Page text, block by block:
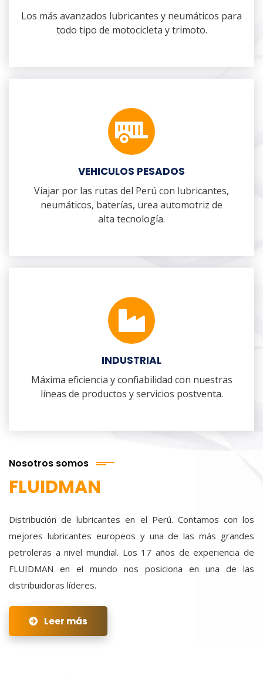
Los más avanzados lubricantes y neumáticos para
todo tipo de motocicleta y trimoto.
VEHICULOS PESADOS
Viajar por las rutas del Perú con lubricantes,
neumáticos, baterías, urea automotriz de
alta tecnología.
INDUSTRIAL
Máxima eficiencia y confiabilidad con nuestras
líneas de productos y servicios postventa.
Nosotros somos
FLUIDMAN
Distribución de lubricantes en el Perú. Contamos con los
mejores lubricantes europeos y una de las más grandes
petroleras a nivel mundial. Los 17 años de experiencia de
FLUIDMAN en el mundo nos posiciona en una de las
distribuidoras líderes.
Leer más